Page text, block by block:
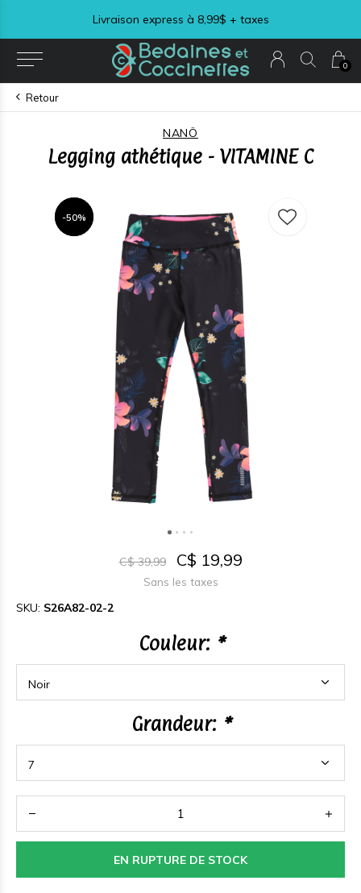
0
Livraison express à 8,99$ + taxes
Retour
NANÖ
Legging athétique - VITAMINE C
-50%
-50%
C$ 39,99 C$ 19,99
Sans les taxes
SKU: S26A82-02-2
Couleur: *
Grandeur: *
EN RUPTURE DE STOCK